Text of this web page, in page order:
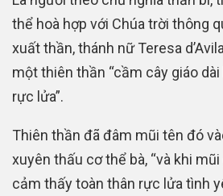
thể hoà hợp với Chúa trời thông
xuất thần, thánh nữ Teresa
một thiên thần “cầm cây giáo
rực lửa”.
Thiên thần đã đâm mũi tên đó
xuyên thấu cơ thể bà, “và khi
cảm thấy toàn thân rực lửa tình